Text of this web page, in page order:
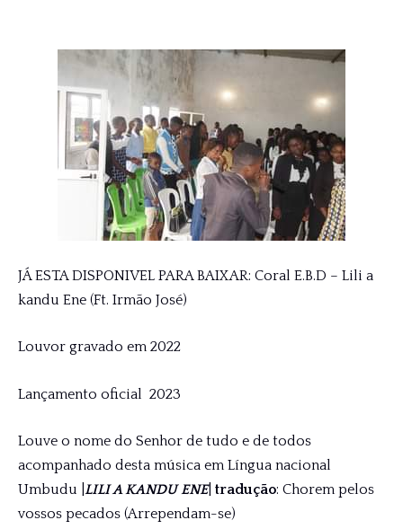
JÁ ESTA DISPONIVEL PARA BAIXAR: Coral E.B.D – Lili a
kandu Ene (Ft. Irmão José)
Louvor gravado em 2022
Lançamento oficial 2023
Louve o nome do Senhor de tudo e de todos
acompanhado desta música em Língua nacional
Umbudu | LILI A KANDU ENE| tradução: Chorem pelos
vossos pecados (Arrependam-se)